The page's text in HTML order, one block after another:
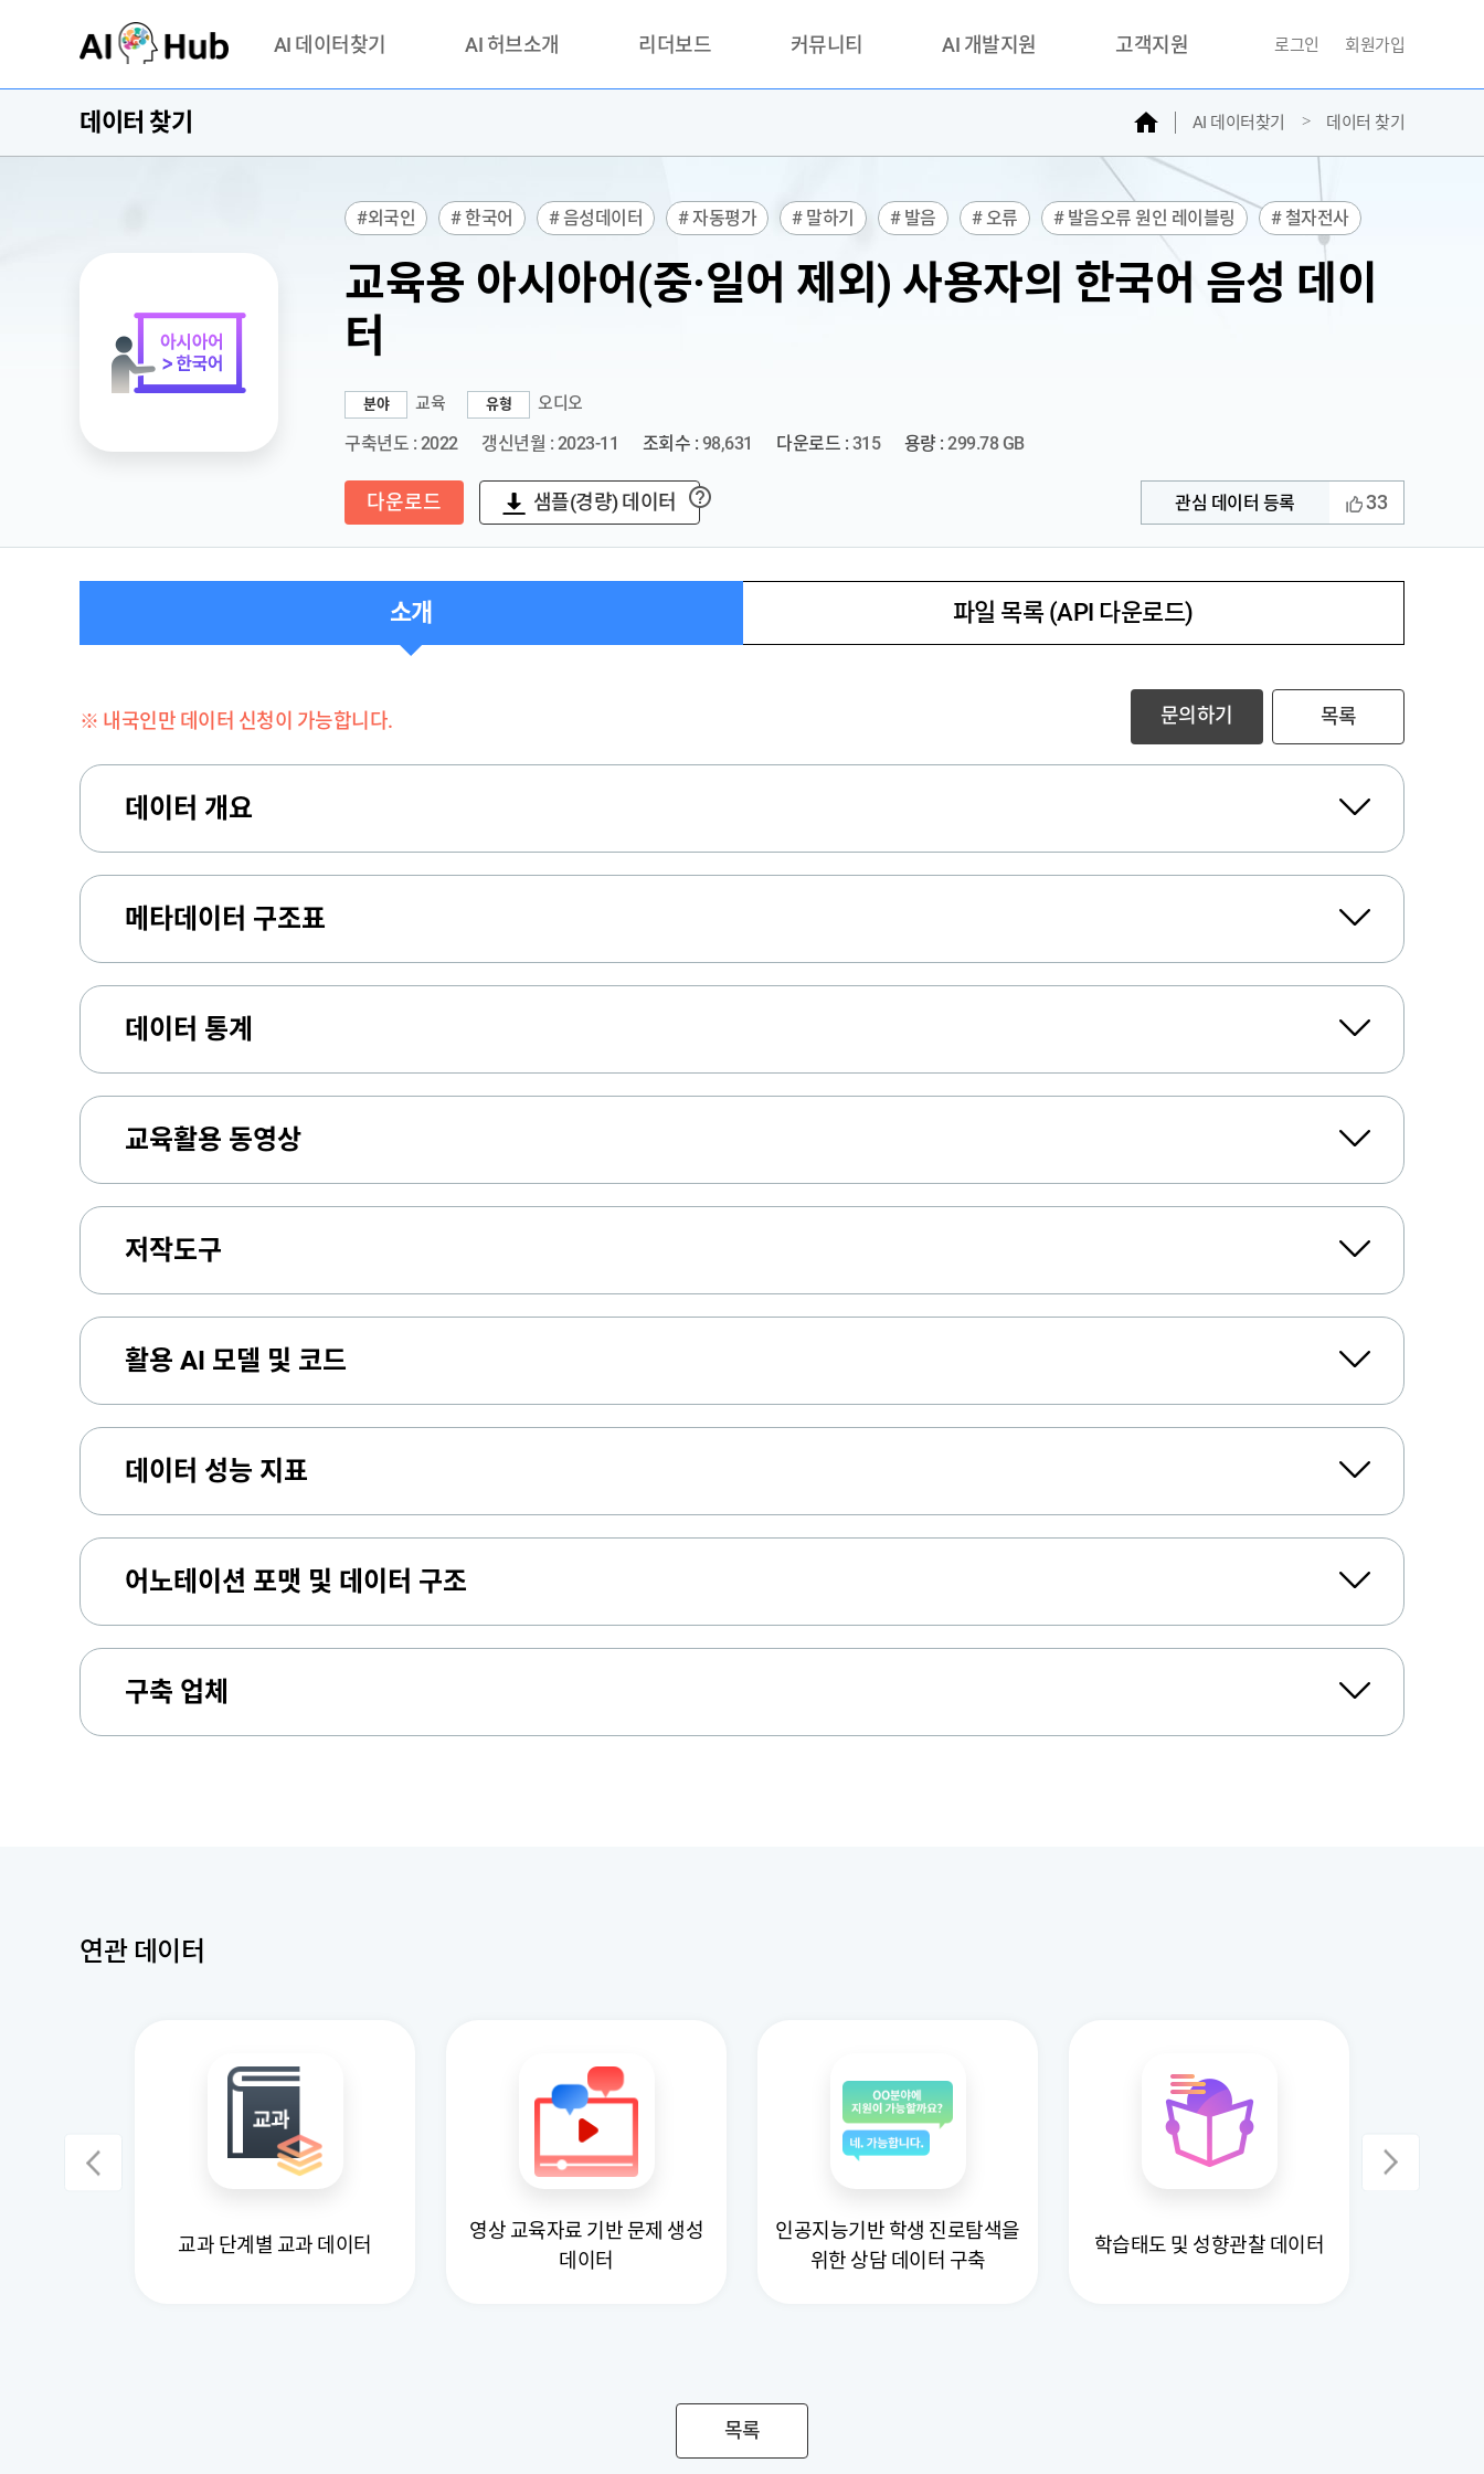
AI 데이터찾기
기관 제공 데이터
AI 허브 오픈 API
AI 허브소개
안심존이란?
이용정책
리더보드 커뮤니티
활용성과 우수사례
품질가이드
AI 개발지원 고객지원
문의하기
자주찾는질문
민원접수
AI데이터등록신청
성과조사
로그인 회원가입
데이터 찾기 홈 AI 데이터찾기 데이터 찾기
#외국인 # 한국어 # 음성데이터 # 자동평가 # 말하기 # 발음 # 오류 # 발음오류 원인 레이블링
# 철자전사
교육용 아시아어(중·일어 제외) 사용자의 한국어 음성 데이
터
분야 교육 유형 오디오
구축년도 : 2022 갱신년월 : 2023-11 조회수 : 98,631 다운로드 : 315 용량 : 299.78 GB
다운로드 샘플(경량) 데이터 ? 관심 데이터 등록 33
소개 파일 목록 (API 다운로드)
※ 내국인만 데이터 신청이 가능합니다. 문의하기 목록
데이터 개요
메타데이터 구조표
데이터 통계
교육활용 동영상
저작도구
활용 AI 모델 및 코드
데이터 성능 지표
어노테이션 포맷 및 데이터 구조
구축 업체
연관 데이터
교과 단계별 교과 데이터
영상 교육자료 기반 문제 생성
데이터
인공지능기반 학생 진로탐색을
위한 상담 데이터 구축
학습태도 및 성향관찰 데이터
목록